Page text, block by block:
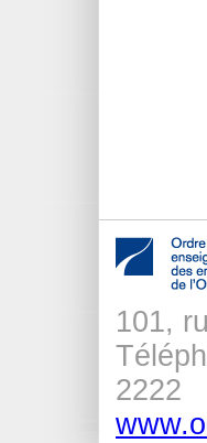
101,
2222